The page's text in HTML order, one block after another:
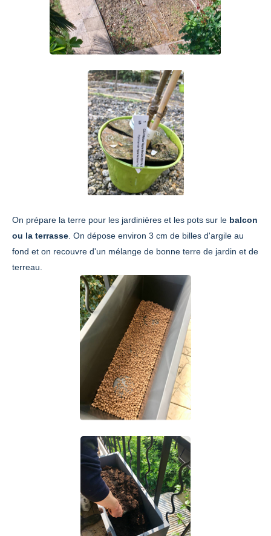
On prépare la terre pour les jardinières et les pots sur le balcon
ou la terrasse. On dépose environ 3 cm de billes d'argile au
fond et on recouvre d'un mélange de bonne terre de jardin et de
terreau.